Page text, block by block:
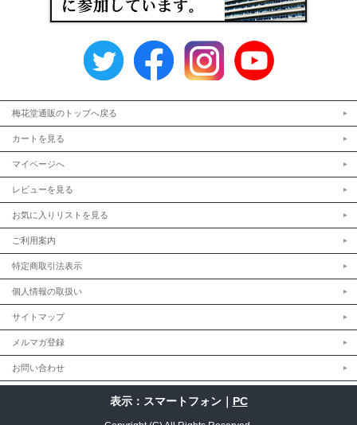
梅花堂通販のトップへ戻る
カートを見る
マイページへ
レビューを見る
お気に入りリストを見る
ご利用案内
特定商取引法表示
個人情報の取扱い
サイトマップ
メルマガ登録
お問い合わせ
表示：スマートフォン｜ PC